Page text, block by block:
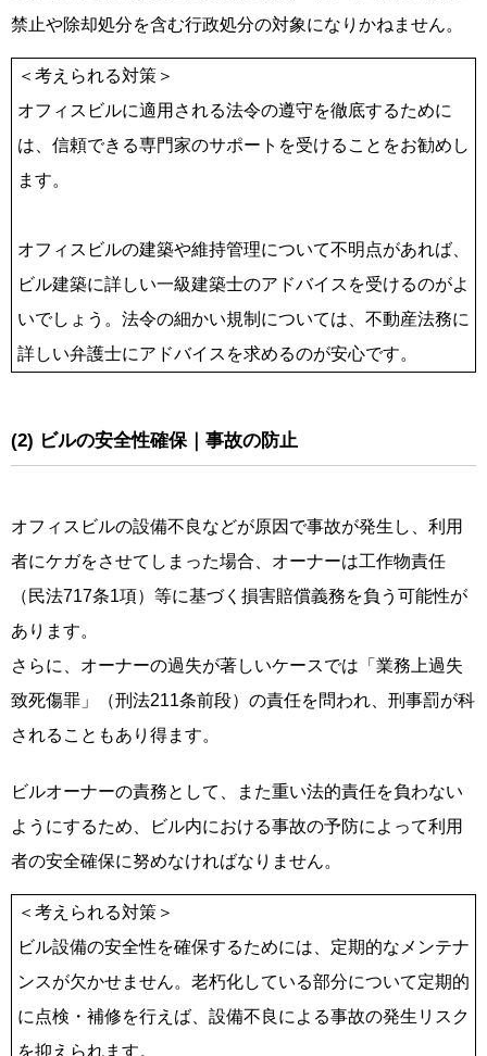
禁止や除却処分を含む行政処分の対象になりかねません。
＜考えられる対策＞
オフィスビルに適用される法令の遵守を徹底するために
は、信頼できる専門家のサポートを受けることをお勧めし
ます。
オフィスビルの建築や維持管理について不明点があれば、
ビル建築に詳しい一級建築士のアドバイスを受けるのがよ
いでしょう。法令の細かい規制については、不動産法務に
詳しい弁護士にアドバイスを求めるのが安心です。
(2) ビルの安全性確保｜事故の防止
オフィスビルの設備不良などが原因で事故が発生し、利用
者にケガをさせてしまった場合、オーナーは工作物責任
（民法717条1項）等に基づく損害賠償義務を負う可能性が
あります。
さらに、オーナーの過失が著しいケースでは「業務上過失
致死傷罪」（刑法211条前段）の責任を問われ、刑事罰が科
されることもあり得ます。
ビルオーナーの責務として、また重い法的責任を負わない
ようにするため、ビル内における事故の予防によって利用
者の安全確保に努めなければなりません。
＜考えられる対策＞
ビル設備の安全性を確保するためには、定期的なメンテナ
ンスが欠かせません。老朽化している部分について定期的
に点検・補修を行えば、設備不良による事故の発生リスク
を抑えられます。